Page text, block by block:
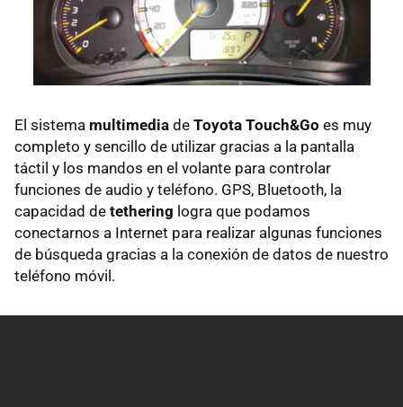
El sistema multimedia de Toyota Touch&Go es muy
completo y sencillo de utilizar gracias a la pantalla
táctil y los mandos en el volante para controlar
funciones de audio y teléfono. GPS, Bluetooth, la
capacidad de tethering logra que podamos
conectarnos a Internet para realizar algunas funciones
de búsqueda gracias a la conexión de datos de nuestro
teléfono móvil.